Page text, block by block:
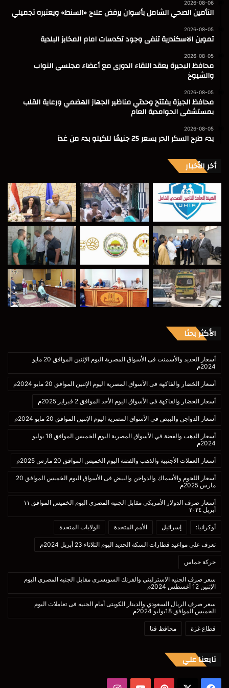
2026-08-06
التأمين الصحي الشامل بأسوان يرفض علاج «السنط» ويعتبره تجميلي
2026-08-05
تموين الاسكندرية تنفى وجود تكدسات امام المخابز البلدية
2026-08-05
محافظ البحيرة يعقد اللقاء الدورى مع أعضاء مجلسي النواب
والشيوخ
2026-08-05
محافظ الجيزة يفتتح وحدتي مناظير الجهاز الهضمي ورعاية القلب
بمستشفى الحوامدية العام
2026-08-05
بدء طرح السكر الحر بسعر 25 جنيهًا للكيلو بدء من غدآ
أخر الأخبار
الأكثر بحثا
أسعار الحديد والأسمنت فى الأسواق المصرية اليوم الإثنين الموافق 20 مايو
2024م
أسعار الخضار والفاكهة فى الأسواق المصرية اليوم الإثنين الموافق 20 مايو 2024م
أسعار الخضار والفاكهة فى الأسواق اليوم الأحد الموافق 2 فبراير 2025م
أسعار الدواجن والبيض في الأسواق المصرية اليوم الإثنين الموافق 20 مايو 2024م
أسعار الذهب والفضة في الأسواق المصرية اليوم الخميس الموافق 18 يوليو
2024م
أسعار العملات الأجنبية والذهب والفضة اليوم الخميس الموافق 20 مارس 2025م
أسعار اللحوم والأسماك والدواجن والبيض فى الأسواق اليوم الخميس الموافق 20
مارس 2025م
أسعار صرف الدولار الأمريكي مقابل الجنيه المصري اليوم الخميس الموافق ١١
أبريل ٢٠٢٤
أوكرانيا: إسرائيل الأمم المتحدة الولايات المتحدة
تعرف على مواعيد قطارات السكة الحديد اليوم الثلاثاء 23 أبريل 2024م
حركة حماس
سعر صرف الجنيه الاسترليني والفرنك السويسرى مقابل الجنيه المصري اليوم
الإثنين 12 أغسطس 2024م
سعر صرف الريال السعودي والدينار الكويتى أمام الجنيه فى تعاملات اليوم
الخميس الموافق 18يوليو 2024م
قطاع غزة محافظ قنا
تابعنا علي